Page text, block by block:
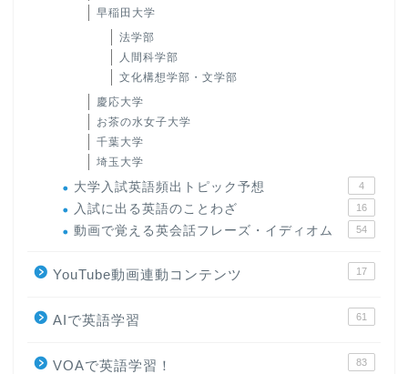
早稲田大学
法学部
人間科学部
文化構想学部・文学部
慶応大学
お茶の水女子大学
千葉大学
埼玉大学
大学入試英語頻出トピック予想 4
入試に出る英語のことわざ 16
動画で覚える英会話フレーズ・イディオム 54
YouTube動画連動コンテンツ 17
AIで英語学習 61
VOAで英語学習！ 83